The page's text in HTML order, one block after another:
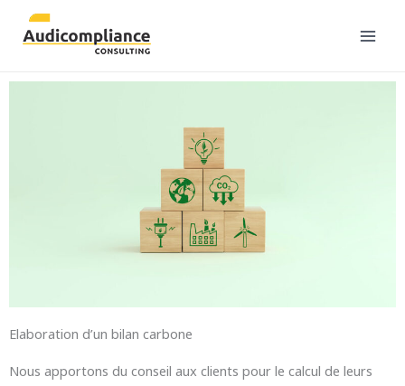
Elaboration d’un bilan carbone
Nous apportons du conseil aux clients pour le calcul de leurs